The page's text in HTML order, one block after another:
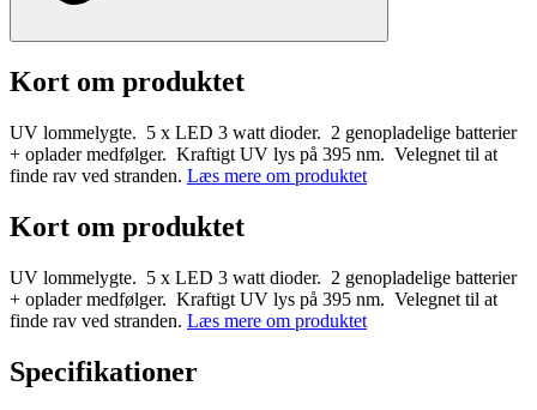
Kort om produktet
UV lommelygte. 5 x LED 3 watt dioder. 2 genopladelige batterier
+ oplader medfølger. Kraftigt UV lys på 395 nm. Velegnet til at
finde rav ved stranden. Læs mere om produktet
Kort om produktet
UV lommelygte. 5 x LED 3 watt dioder. 2 genopladelige batterier
+ oplader medfølger. Kraftigt UV lys på 395 nm. Velegnet til at
finde rav ved stranden. Læs mere om produktet
Specifikationer